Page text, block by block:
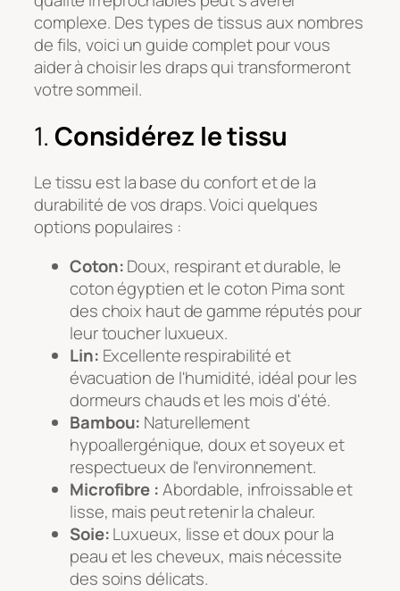
complexe. Des types de tissus aux nombres
de fils, voici un guide complet pour vous
aider à choisir les draps qui transformeront
votre sommeil.
1. Considérez le tissu
Le tissu est la base du confort et de la
durabilité de vos draps. Voici quelques
options populaires :
Coton:Doux, respirant et durable, le
coton égyptien et le coton Pima sont
des choix haut de gamme réputés pour
leur toucher luxueux.
Lin: Excellente respirabilité et
évacuation de l'humidité, idéal pour les
dormeurs chauds et les mois d'été.
Bambou: Naturellement
hypoallergénique, doux et soyeux et
respectueux de l'environnement.
Microfibre :Abordable, infroissable et
lisse, mais peut retenir la chaleur.
Soie:Luxueux, lisse et doux pour la
peau et les cheveux, mais nécessite
des soins délicats.